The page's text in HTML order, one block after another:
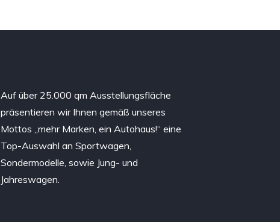
Auf über 25.000 qm Ausstellungsfläche
präsentieren wir Ihnen gemäß unseres
Mottos „mehr Marken, ein Autohaus!“ eine
Top-Auswahl an Sportwagen,
Sondermodelle, sowie Jung- und
Jahreswagen.